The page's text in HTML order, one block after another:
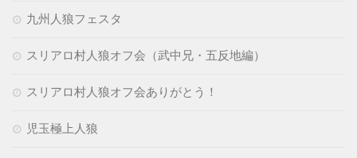
九州人狼フェスタ
スリアロ村人狼オフ会（武中兄・五反地編）
スリアロ村人狼オフ会ありがとう！
児玉極上人狼